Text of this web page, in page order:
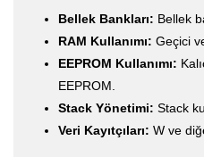
Bellek Bankları: Bellek
RAM Kullanımı: Geçici
EEPROM Kullanımı:
EEPROM.
Stack Yönetimi: Stack
Veri Kayıtçıları: W ve